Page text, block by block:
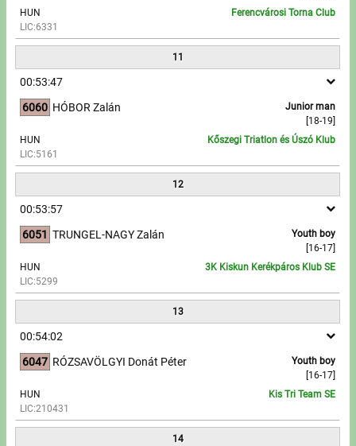
HUN
LIC:6331
Ferencvárosi Torna Club
11
00:53:47
6060
Junior man
[18-19]
HÓBOR Zalán
HUN
LIC:5161
Kőszegi Triatlon és Úszó Klub
12
00:53:57
6051
Youth boy
[16-17]
TRUNGEL-NAGY Zalán
HUN
LIC:5299
3K Kiskun Kerékpáros Klub SE
13
00:54:02
6047
Youth boy
[16-17]
RÓZSAVÖLGYI Donát Péter
HUN
LIC:210431
Kis Tri Team SE
14